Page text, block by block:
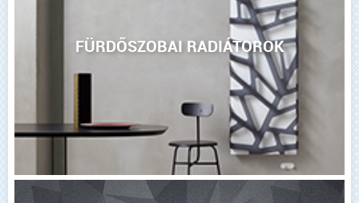
FÜRDŐSZOBAI RADIÁTOROK